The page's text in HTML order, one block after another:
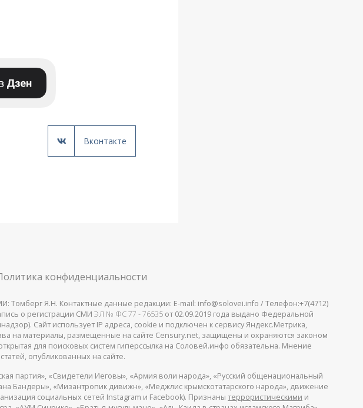
Вконтакте
конфиденциальности
Я.Н. Контактные данные редакции: E-mail: info@solovei.info / Телефон:+7(4712)
о регистрации СМИ ЭЛ № ФС 77 - 76535 от 02.09.2019 года выдано Федеральной
Сайт использует IP адреса, cookie и подключен к сервису Яндекс.Метрика,
на материалы, размещенные на сайте Censury.net, защищены и охраняются законом
для поисковых систем гиперссылка на Соловей.инфо обязательна. Мнение
опубликованных на сайте.
партия», «Свидетели Иеговы», «Армия воли народа», «Русский общенациональный
Бандеры», «Мизантропик дивижн», «Меджлис крымскотатарского народа», движение
социальных сетей Instagram и Facebook). Признаны террористическими и